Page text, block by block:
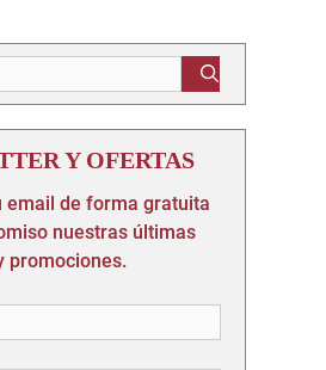
Y OFERTAS
email de forma gratuita
nuestras últimas
promociones.